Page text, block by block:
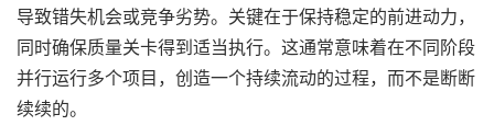
导致错失机会或竞争劣势。关键在于保持稳定的前进动力，
同时确保质量关卡得到适当执行。这通常意味着在不同阶段
并行运行多个项目，创造一个持续流动的过程，而不是断断
续续的。